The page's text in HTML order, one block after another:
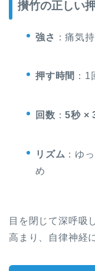
攅竹の正しい
強さ ：痛気
押す時間 ：
回数 ：5秒 ×
リズム ：ゆ
め
目を閉じて深呼吸
高まり、自律神経